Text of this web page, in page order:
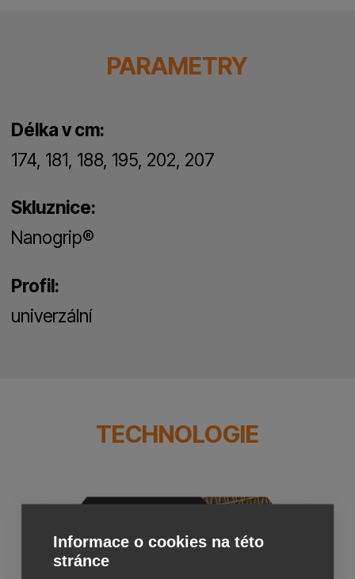
PARAMETRY
Délka v cm:
174, 181, 188, 195, 202, 207
Skluznice:
Nanogrip®
Profil:
univerzální
TECHNOLOGIE
Informace o cookies na této
stránce